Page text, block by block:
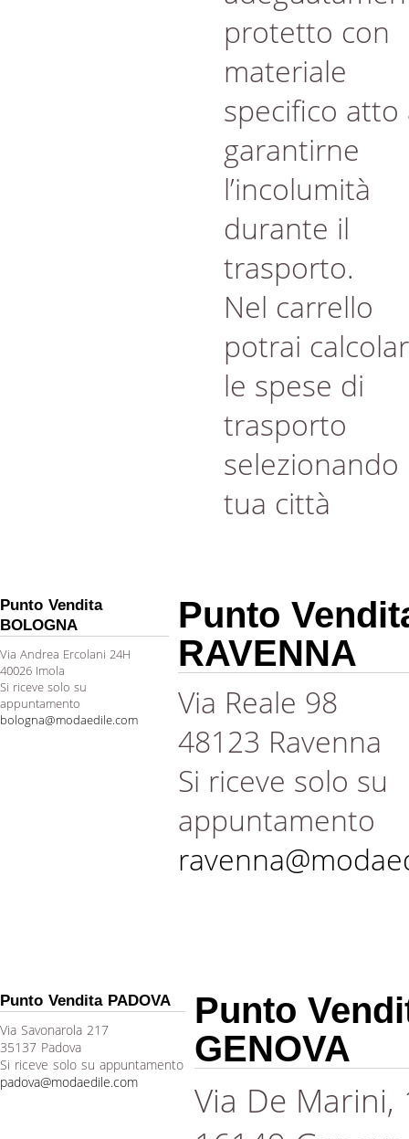
protetto con
materiale
specifico atto
garantirne
l’incolumità
durante il
trasporto.
Nel carrello
potrai
le spese di
trasporto
selezionando
tua città
Punto Vendita
BOLOGNA
Via Andrea Ercolani 24H
40026 Imola
Si riceve solo su
appuntamento
bologna@modaedile.com
Punto
RAVENNA
Via Reale 98
48123 Ravenna
Si riceve solo su
appuntamento
Punto Vendita PADOVA
Via Savonarola 217
35137 Padova
Si riceve solo su appuntamento
padova@modaedile.com
Punto
GENOVA
Via De Marini,